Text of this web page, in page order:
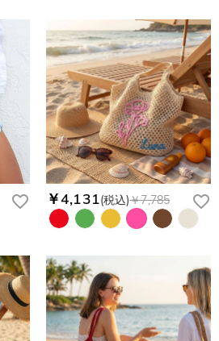
￥4,131(税込)￥7,785